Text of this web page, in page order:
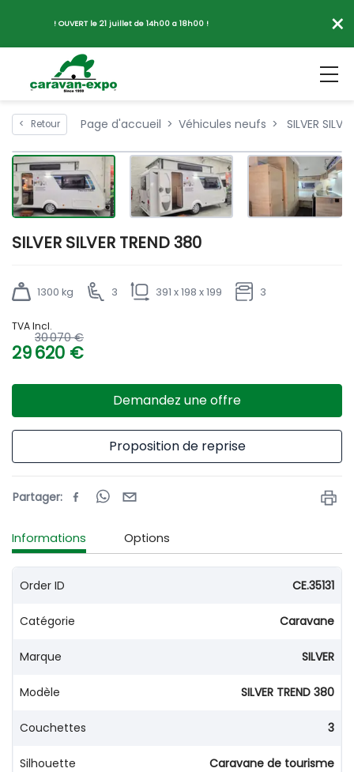
! OUVERT le 21 juillet de 14h00 a 18h00 ! ×
< Retour Page d'accueil Véhicules neufs SILVER
SILVER SILVER TREND 380
1300 kg 3 391 x 198 x 199 3
TVA Incl.
30 070 €
29 620 €
Demandez une offre
Proposition de reprise
Partager:
Informations Options
Order ID CE.35131
Catégorie Caravane
Marque SILVER
Modèle SILVER TREND 380
Couchettes 3
Silhouette Caravane de tourisme